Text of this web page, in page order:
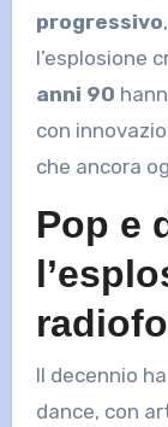
progressivo
l’esplosione
anni 90
con
che ancora
Pop e
Il decennio
dance, con